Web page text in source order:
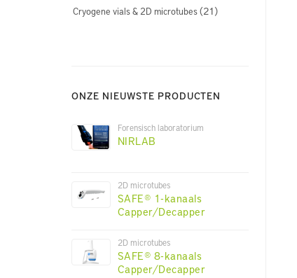
Cryogene vials & 2D microtubes(21)
ONZE NIEUWSTE PRODUCTEN
Forensisch laboratorium
NIRLAB
2D microtubes
SAFE® 1-kanaals
Capper/Decapper
2D microtubes
SAFE® 8-kanaals
Capper/Decapper